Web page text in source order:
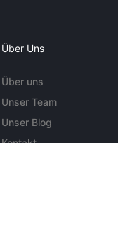
Über Uns
Über uns
Unser Team
Unser Blog
Kontakt